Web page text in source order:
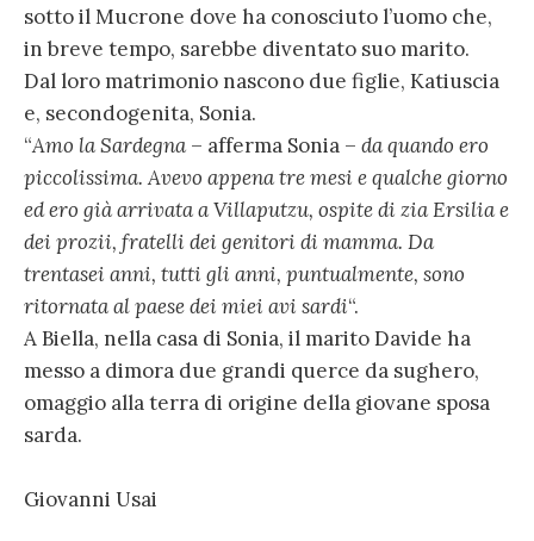
sotto il Mucrone dove ha conosciuto l’uomo che,
in breve tempo, sarebbe diventato suo marito.
Dal loro matrimonio nascono due figlie, Katiuscia
e, secondogenita, Sonia.
“Amo la Sardegna – afferma Sonia – da quando ero
piccolissima. Avevo appena tre mesi e qualche giorno
ed ero già arrivata a Villaputzu, ospite di zia Ersilia e
dei prozii, fratelli dei genitori di mamma. Da
trentasei anni, tutti gli anni, puntualmente, sono
ritornata al paese dei miei avi sardi“.
A Biella, nella casa di Sonia, il marito Davide ha
messo a dimora due grandi querce da sughero,
omaggio alla terra di origine della giovane sposa
sarda.
Giovanni Usai